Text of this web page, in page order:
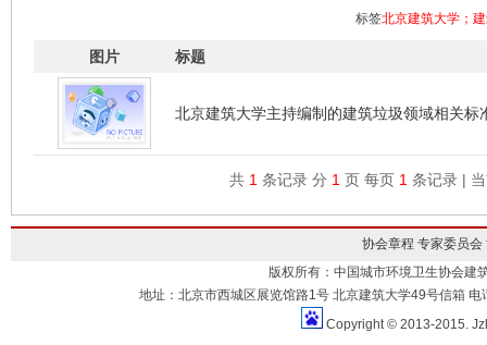
标签北京建筑大学；
图片 标题
北京建筑大学主持编制的建筑垃圾领域相关标
共 1 条记录 分 1 页 每页 1 条记录 |
协会章程 专家委员会
版权所有：中国城市环境卫生协会建
地址：北京市西城区展览馆路1号 北京建筑大学49号信箱
Copyright © 2013-2015.